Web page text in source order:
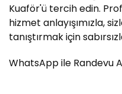
Kuaför'ü tercih edin.
hizmet anlayışımızla,
tanıştırmak için
WhatsApp ile Randevu